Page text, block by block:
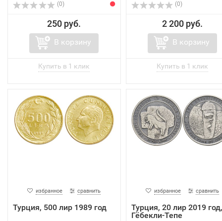
(0)
250 руб.
В корзину
(0)
2 200 руб.
В корзину
избранное сравнить
Турция, 500 лир 1989 год
избранное сравнить
Турция, 20 лир 2019 год,
Гёбекли-Тепе